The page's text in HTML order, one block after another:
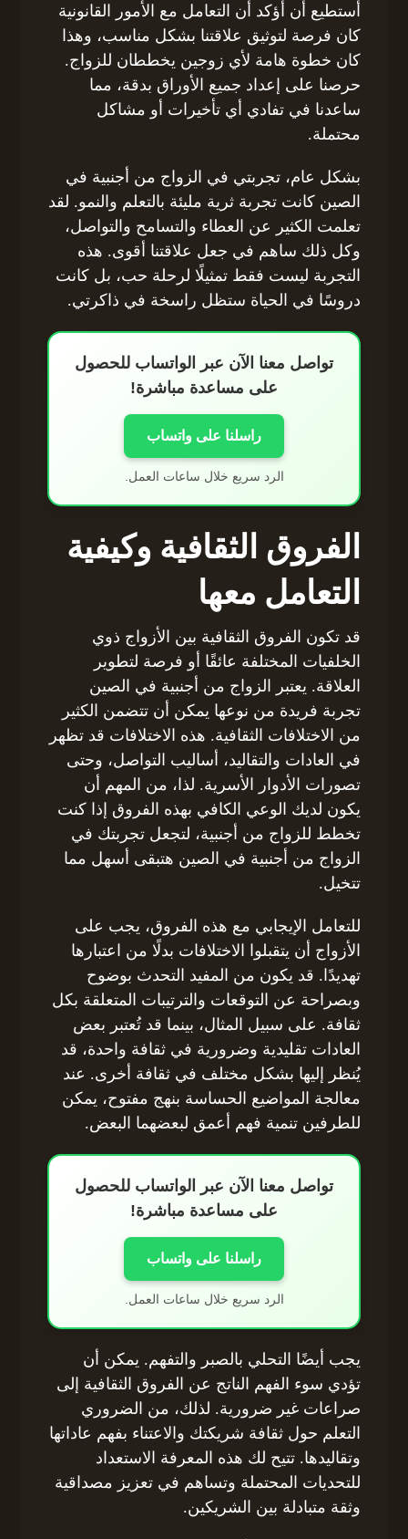
أستطيع أن أؤكد أن التعامل مع الأمور القانونية
كان فرصة لتوثيق علاقتنا بشكل مناسب، وهذا
كان خطوة هامة لأي زوجين يخططان للزواج.
حرصنا على إعداد جميع الأوراق بدقة، مما
ساعدنا في تفادي أي تأخيرات أو مشاكل
محتملة.
بشكل عام، تجربتي في الزواج من أجنبية في
الصين كانت تجربة ثرية مليئة بالتعلم والنمو. لقد
تعلمت الكثير عن العطاء والتسامح والتواصل،
وكل ذلك ساهم في جعل علاقتنا أقوى. هذه
التجربة ليست فقط تمثيلًا لرحلة حب، بل كانت
دروسًا في الحياة ستظل راسخة في ذاكرتي.
تواصل معنا الآن عبر الواتساب للحصول
على مساعدة مباشرة!
راسلنا على واتساب
الرد سريع خلال ساعات العمل.
الفروق الثقافية وكيفية
التعامل معها
قد تكون الفروق الثقافية بين الأزواج ذوي
الخلفيات المختلفة عائقًا أو فرصة لتطوير
العلاقة. يعتبر الزواج من أجنبية في الصين
تجربة فريدة من نوعها يمكن أن تتضمن الكثير
من الاختلافات الثقافية. هذه الاختلافات قد تظهر
في العادات والتقاليد، أساليب التواصل، وحتى
تصورات الأدوار الأسرية. لذا، من المهم أن
يكون لديك الوعي الكافي بهذه الفروق إذا كنت
تخطط للزواج من أجنبية، لتجعل تجربتك في
الزواج من أجنبية في الصين هتبقى أسهل مما
تتخيل.
للتعامل الإيجابي مع هذه الفروق، يجب على
الأزواج أن يتقبلوا الاختلافات بدلًا من اعتبارها
تهديدًا. قد يكون من المفيد التحدث بوضوح
وبصراحة عن التوقعات والترتيبات المتعلقة بكل
ثقافة. على سبيل المثال، بينما قد تُعتبر بعض
العادات تقليدية وضرورية في ثقافة واحدة، قد
يُنظر إليها بشكل مختلف في ثقافة أخرى. عند
معالجة المواضيع الحساسة بنهج مفتوح، يمكن
للطرفين تنمية فهم أعمق لبعضهما البعض.
تواصل معنا الآن عبر الواتساب للحصول
على مساعدة مباشرة!
راسلنا على واتساب
الرد سريع خلال ساعات العمل.
يجب أيضًا التحلي بالصبر والتفهم. يمكن أن
تؤدي سوء الفهم الناتج عن الفروق الثقافية إلى
صراعات غير ضرورية. لذلك، من الضروري
التعلم حول ثقافة شريكتك والاعتناء بفهم عاداتها
وتقاليدها. تتيح لك هذه المعرفة الاستعداد
للتحديات المحتملة وتساهم في تعزيز مصداقية
وثقة متبادلة بين الشريكين.